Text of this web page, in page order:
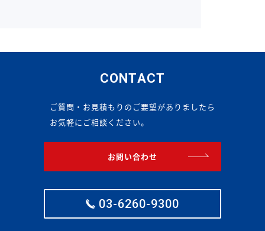
CONTACT
ご質問・お見積もりのご要望がありましたら
お気軽にご相談ください。
お問い合わせ
03-6260-9300